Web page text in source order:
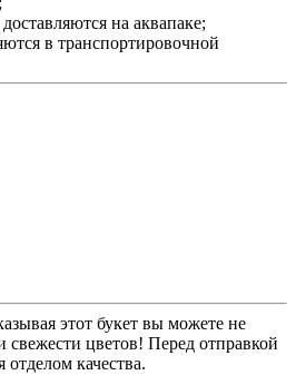
на аквапаке;
в транспортировочной
этот букет вы можете не
свежести цветов! Перед отправкой
отделом качества.